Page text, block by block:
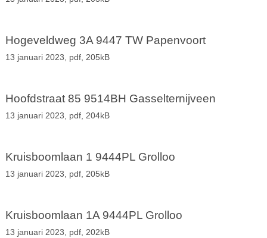
Hogeveldweg 3A 9447 TW Papenvoort
13 januari 2023, pdf, 205kB
Hoofdstraat 85 9514BH Gasselternijveen
13 januari 2023, pdf, 204kB
Kruisboomlaan 1 9444PL Grolloo
13 januari 2023, pdf, 205kB
Kruisboomlaan 1A 9444PL Grolloo
13 januari 2023, pdf, 202kB